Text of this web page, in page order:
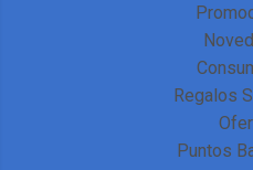
Regalos
Puntos